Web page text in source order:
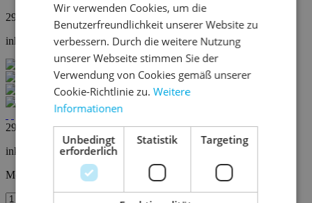
29,95 € *
inkl. MwSt.zzgl. Versandkosten
29,95 € *
inkl. MwSt.zzgl. Versandkosten
Menge
Wir verwenden Cookies, um die
Benutzerfreundlichkeit unserer Website zu
verbessern. Durch die weitere Nutzung
unserer Webseite stimmen Sie der
Verwendung von Cookies gemäß unserer
Cookie-Richtlinie zu.Weitere
Informationen
Unbedingt
erforderlich
Statistik Targeting